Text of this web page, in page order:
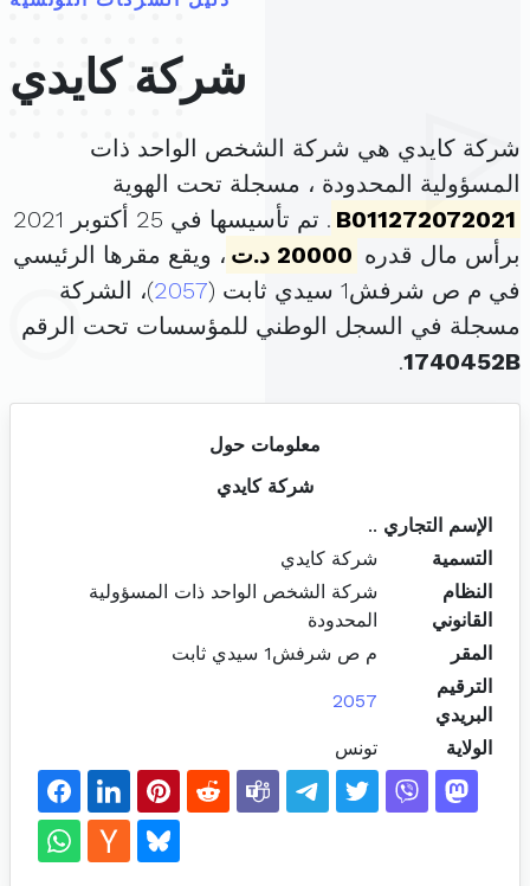
شركة كايدي
شركة كايدي هي شركة الشخص الواحد ذات
المسؤولية المحدودة ، مسجلة تحت الهوية
B011272072021
. تم تأسيسها في 25 أكتوبر 2021
برأس مال قدره 20000 د.ت
، ويقع مقرها الرئيسي
في م ص شرفش1 سيدي ثابت (
2057)، الشركة
مسجلة في السجل الوطني للمؤسسات تحت الرقم
1740452B
.
معلومات حول
شركة كايدي
الإسم التجاري ..
التسمية
شركة كايدي
النظام
القانوني
شركة الشخص الواحد ذات المسؤولية
المحدودة
المقر
م ص شرفش1 سيدي ثابت
الترقيم
البريدي
2057
الولاية تونس